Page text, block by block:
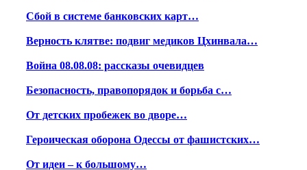
Сбой в системе банковских карт…
Верность клятве: подвиг медиков Цхинвала…
Война 08.08.08: рассказы очевидцев
Безопасность, правопорядок и борьба с…
От детских пробежек во дворе…
Героическая оборона Одессы от фашистских…
От идеи – к большому…